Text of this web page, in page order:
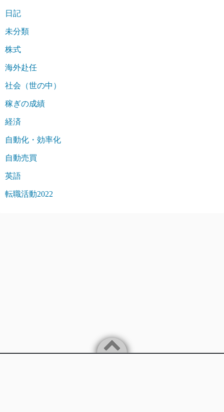
日記
未分類
株式
海外赴任
社会（世の中）
稼ぎの成績
経済
自動化・効率化
自動売買
英語
転職活動2022